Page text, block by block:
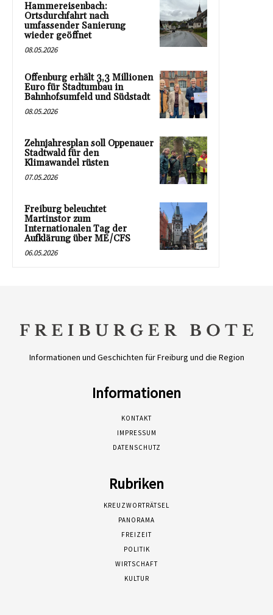
Hammereisenbach:
Ortsdurchfahrt nach
umfassender Sanierung
wieder geöffnet
08.05.2026
Offenburg erhält 3,3 Millionen
Euro für Stadtumbau in
Bahnhofsumfeld und Südstadt
08.05.2026
Zehnjahresplan soll Oppenauer
Stadtwald für den
Klimawandel rüsten
07.05.2026
Freiburg beleuchtet
Martinstor zum
Internationalen Tag der
Aufklärung über ME/CFS
06.05.2026
Informationen und Geschichten für Freiburg und die Region
Informationen
KONTAKT
IMPRESSUM
DATENSCHUTZ
Rubriken
KREUZWORTRÄTSEL
PANORAMA
FREIZEIT
POLITIK
WIRTSCHAFT
KULTUR